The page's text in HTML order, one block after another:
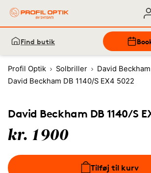
Find butik
Profil Optik Solbriller
David Beckham
David Beckham DB 1140/S EX4 5022
David Beckham DB 1140/S
kr. 1900
Tilføj til kurv